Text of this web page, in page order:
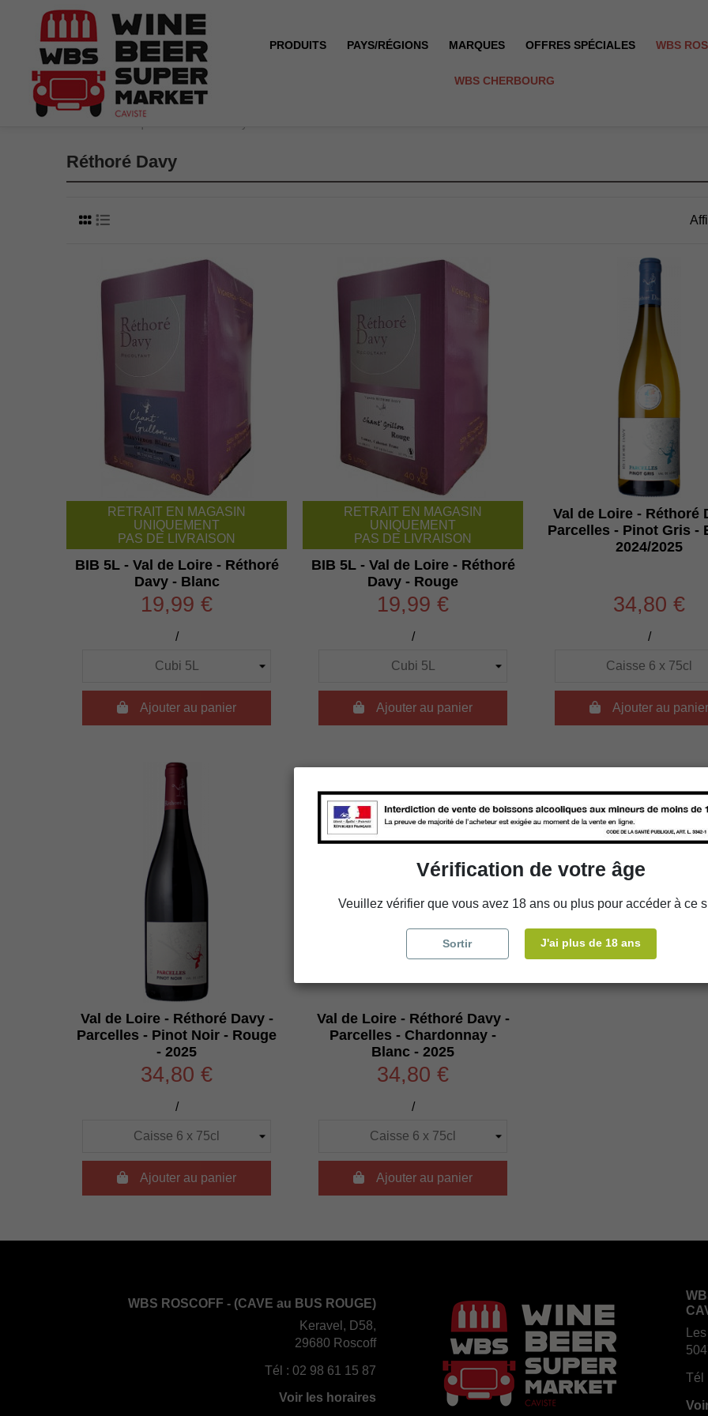
PRODUITS PAYS/RÉGIONS MARQUES OFFRES SPÉCIALES WBS
WBS CHERBOURG
Réthoré Davy
RETRAIT EN MAGASIN
UNIQUEMENT
PAS DE LIVRAISON
BIB 5L - Val de Loire - Réthoré
Davy - Blanc
19,99 €
/
Ajouter au panier
RETRAIT EN MAGASIN
UNIQUEMENT
PAS DE LIVRAISON
BIB 5L - Val de Loire - Réthoré
Davy - Rouge
19,99 €
/
Ajouter au panier
Val de Loire - Réthoré
Parcelles - Pinot Gris -
2024/2025
34,80 €
/
Ajouter au panier
Val de Loire - Réthoré Davy -
Parcelles - Pinot Noir - Rouge
- 2025
34,80 €
/
Ajouter au panier
Val de Loire - Réthoré Davy -
Parcelles - Chardonnay -
Blanc - 2025
34,80 €
/
Ajouter au panier
WBS ROSCOFF - (CAVE au BUS ROUGE)
Keravel, D58,
29680 Roscoff
Tél : 02 98 61 15 87
Voir les horaires
Tél
Vérification de votre âge
Veuillez vérifier que vous avez 18 ans ou plus pour accéder à ce
Sortir J'ai plus de 18 ans